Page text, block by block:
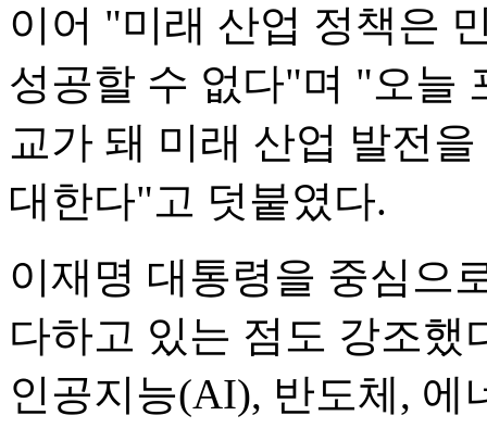
이어 "미래 산업 정책은
성공할 수 없다"며 "오늘
교가 돼 미래 산업 발전
대한다"고 덧붙였다.
이재명 대통령을 중심으
다하고 있는 점도 강조했
인공지능(AI), 반도체, 에